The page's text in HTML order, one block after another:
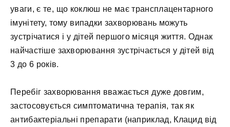
уваги, є те, що коклюш не має трансплацентарного
імунітету, тому випадки захворювань можуть
зустрічатися і у дітей першого місяця життя. Однак
найчастіше захворювання зустрічається у дітей від
3 до 6 років.
Перебіг захворювання вважається дуже довгим,
застосовується симптоматична терапія, так як
антибактеріальні препарати (наприклад, Клацид від